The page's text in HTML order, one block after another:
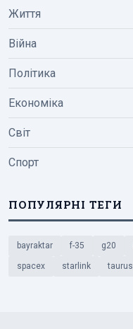
Життя
Війна
Політика
Економіка
Світ
Спорт
ПОПУЛЯРНІ ТЕГИ
bayraktar f-35 g20
spacex starlink taurus